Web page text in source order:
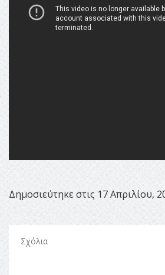
Δημοσιεύτηκε στις 17 Απριλίου,
Σχόλια